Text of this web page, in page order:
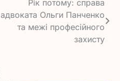
Рік потому: справа
адвоката Ольги Панченко
та межі професійного
захисту